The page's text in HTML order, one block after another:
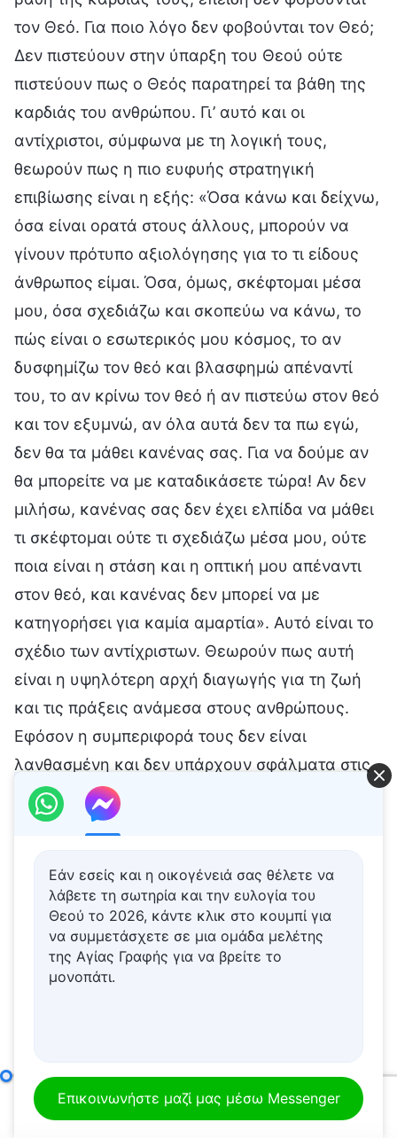
Εάν εσείς και η οικογένειά σας θέλετε να
λάβετε τη σωτηρία και την ευλογία του
Θεού το 2026, κάντε κλικ στο κουμπί για
να συμμετάσχετε σε μια ομάδα μελέτης
της Αγίας Γραφής για να βρείτε το
μονοπάτι.
Επικοινωνήστε μαζί μας μέσω Messenger